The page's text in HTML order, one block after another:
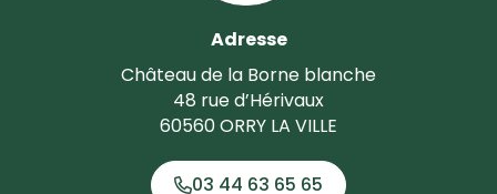
Adresse
Château de la Borne blanche
48 rue d’Hérivaux
60560 ORRY LA VILLE
03 44 63 65 65